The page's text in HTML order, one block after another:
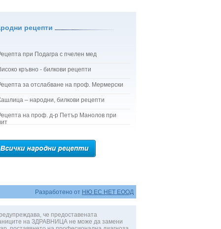
рецепти
при Подагра с пчелен мед
кръвно - билкови рецепти
за отслабване на проф. Мермерски
– народни, билкови рецепти
на проф. д-р Петър Манолов при
Разработено от НЮ ЕС НЕТ ЕООД
че предоставената
на ЗДРАВНИЦА не може да замени